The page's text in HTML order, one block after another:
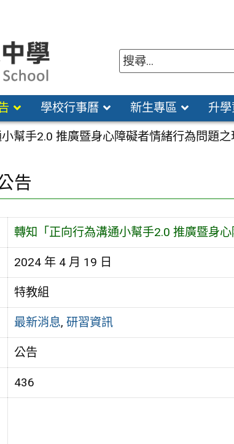
學校行事曆 新生專區 升
幫手2.0 推廣暨身心障礙者情緒行為問題
告
轉知「正向行為溝通小幫手2.0 推廣暨身
2024 年 4 月 19 日
特教組
最新消息, 研習資訊
公告
436